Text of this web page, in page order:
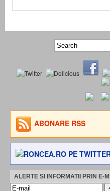
ABONARE RSS
ALERTE SI INFORMATII PRIN E-